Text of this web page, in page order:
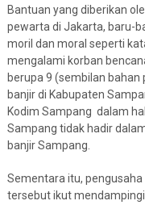
Bantuan yang diberikan
pewarta di Jakarta, baru-
moril dan moral seperti
mengalami korban
berupa 9 (sembilan
banjir di Kabupaten
Kodim Sampang dalam
Sampang tidak hadir
banjir Sampang.
Sementara itu,
tersebut ikut